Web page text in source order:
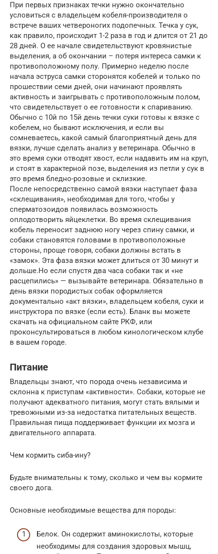
При первых признаках течки нужно окончательно
условиться с владельцем кобеля-производителя о
встрече ваших четвероногих подопечных. Течка у сук,
как правило, происходит 1-2 раза в год и длится от 21 до
28 дней. О ее начале свидетельствуют кровянистые
выделения, а об окончании – потеря интереса самки к
противоположному полу. Примерно неделю после
начала эструса самки сторонятся кобелей и только по
прошествии семи дней, они начинают проявлять
активность и заигрывать с противоположным полом,
что свидетельствует о ее готовности к спариванию.
Обычно с 10й по 15й день течки суки готовы к вязке с
кобелем, но бывают исключения, и если вы
сомневаетесь, какой самый благоприятный день для
вязки, лучше сделать анализ у ветеринара. Обычно в
это время суки отводят хвост, если надавить им на круп,
и стоят в характерной позе, выделения из петли у сук в
это время бледно-розовые и склизкие.
После непосредственно самой вязки наступает фаза
«склещивания», необходимая для того, чтобы у
сперматозоидов появилась возможность
оплодотворить яйцеклетки. Во время склещивания
кобель переносит заднюю ногу через спину самки, и
собаки становятся головами в противоположные
стороны, проще говоря, собаки должны встать в
«замок». Эта фаза вязки может длиться от 30 минут и
дольше.Но если спустя два часа собаки так и «не
расцепились» — вызывайте ветеринара. Обязательно в
день вязки породистых собак оформляется
документально «акт вязки», владельцем кобеля, суки и
инструктора по вязке (если есть). Бланк вы можете
скачать на официальном сайте РКФ, или
проконсультироваться в любом кинологическом клубе
в вашем городе.
Питание
Владельцы знают, что порода очень независима и
склонна к приступам «активности». Собаки, которые не
получают адекватного питания, могут стать вялыми и
тревожными из-за недостатка питательных веществ.
Правильная пища поддерживает функции их мозга и
двигательного аппарата.
Чем кормить сиба-ину?
Будьте внимательны к тому, сколько и чем вы кормите
своего дога.
Основные необходимые вещества для породы:
Белок. Он содержит аминокислоты, которые
необходимы для создания здоровых мышц,